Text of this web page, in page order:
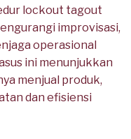
lockout tagout
improvisasi,
operasional
ini menunjukkan
menjual produk,
dan efisiensi